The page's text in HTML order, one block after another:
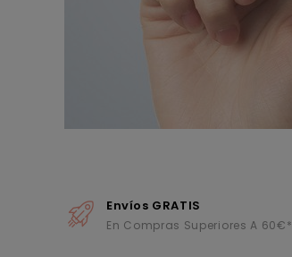
Envíos GRATIS
En Compras Superiores A 60€*